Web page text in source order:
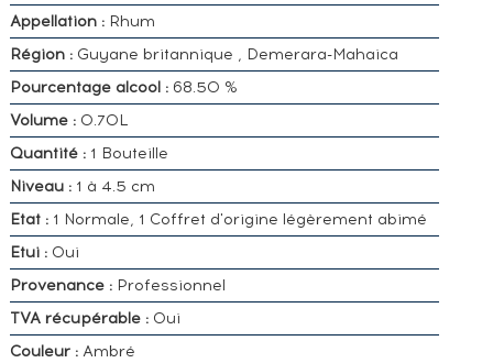
Appellation :Rhum
Région : Guyane britannique , Demerara-Mahaica
Pourcentage alcool :68.50 %
Volume : 0.70L
Quantité :1 Bouteille
Niveau :1 à 4.5 cm
Etat :1 Normale, 1 Coffret d'origine légèrement abimé
Etui :Oui
Provenance :Professionnel
TVA récupérable :Oui
Couleur :Ambré